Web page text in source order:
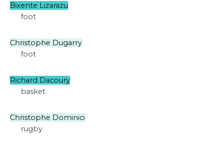
Bixente Lizarazu
foot
Christophe Dugarry
foot
Richard Dacoury
basket
Christophe Dominici
rugby